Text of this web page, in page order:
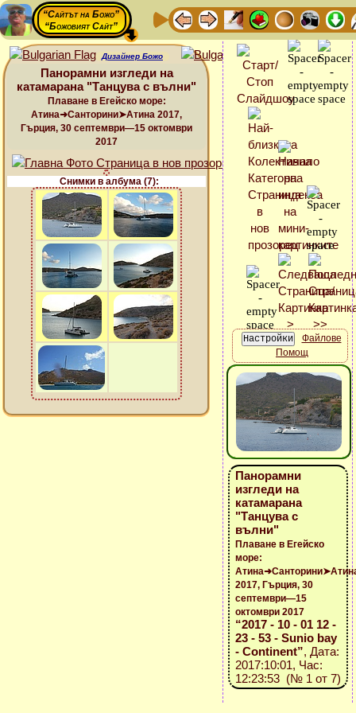
“Сайтът на Божо”
“Божовият Сайт”
Дизайнер Божо
Панорамни изгледи на
катамарана "Танцува с вълни"
Плаване в Егейско море:
Атина➜Санторини➤Атина 2017,
Гърция, 30 септември—15 октомври
2017
Снимки в албума (7):
Файлове
Помощ
Панорамни
изгледи на
катамарана
"Танцува с
вълни"
Плаване в Егейско
море:
2017, Гърция, 30
септември—15
октомври 2017
“2017 - 10 - 01 12 -
23 - 53 - Sunio bay
- Continent”, Дата:
2017:10:01, Час:
12:23:53 (№ 1 от 7)